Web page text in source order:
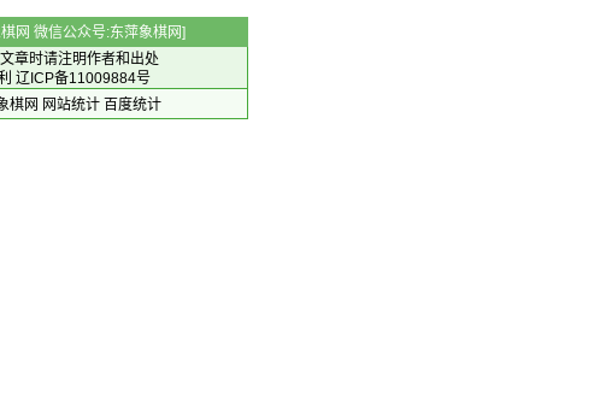
网 微信公众号:东萍象棋网]
章时请注明作者和出处
辽ICP备11009884号
棋网 网站统计 百度统计